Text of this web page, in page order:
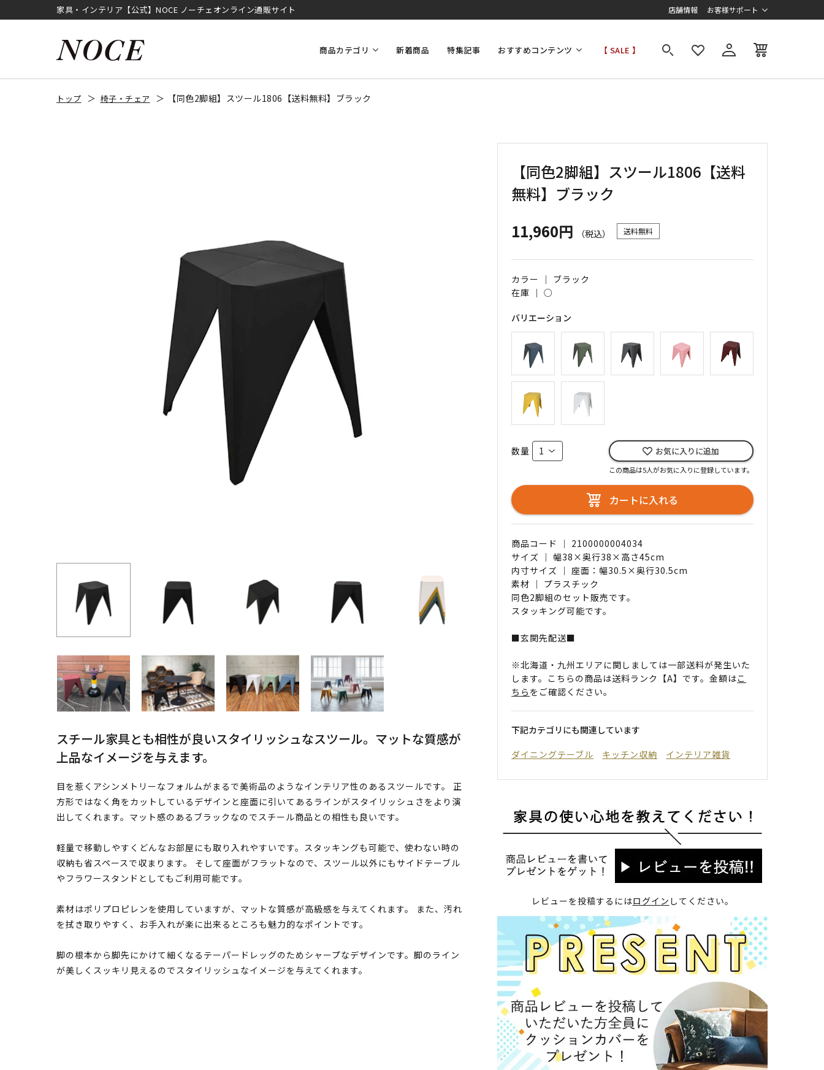
家具・インテリア【公式】NOCE ノーチェオンライン通販サイト 店舗情報 お客様サポート
商品カテゴリ 新着商品 特集記事 おすすめコンテンツ 【 SALE 】
トップ 椅子・チェア 【同色2脚組】スツール1806【送料無料】ブラック
スチール家具とも相性が良いスタイリッシュなスツール。マットな質感が
上品なイメージを与えます。
目を惹くアシンメトリーなフォルムがまるで美術品のようなインテリア性のあるスツールです。 正
方形ではなく角をカットしているデザインと座面に引いてあるラインがスタイリッシュさをより演
出してくれます。マット感のあるブラックなのでスチール商品との相性も良いです。
軽量で移動しやすくどんなお部屋にも取り入れやすいです。スタッキングも可能で、使わない時の
収納も省スペースで収まります。 そして座面がフラットなので、スツール以外にもサイドテーブル
やフラワースタンドとしてもご利用可能です。
素材はポリプロピレンを使用していますが、マットな質感が高級感を与えてくれます。 また、汚れ
を拭き取りやすく、お手入れが楽に出来るところも魅力的なポイントです。
脚の根本から脚先にかけて細くなるテーパードレッグのためシャープなデザインです。脚のライン
が美しくスッキリ見えるのでスタイリッシュなイメージを与えてくれます。
【同色2脚組】スツール1806【送料
無料】ブラック
11,960円
（税込） 送料無料
カラー ｜ ブラック
在庫 ｜○
バリエーション
数量 お気に入りに追加
この商品は5人がお気に入りに登録しています。
カートに入れる
商品コード ｜ 2100000004034
サイズ ｜ 幅38×奥行38×高さ45cm
内寸サイズ ｜ 座面：幅30.5×奥行30.5cm
素材 ｜ プラスチック
同色2脚組のセット販売です。
スタッキング可能です。
■玄関先配送■
※北海道・九州エリアに関しましては一部送料が発生いた
します。こちらの商品は送料ランク【A】です。金額はこ
ちら をご確認ください。
下記カテゴリにも関連しています
ダイニングテーブル
キッチン収納 インテリア雑貨
レビューを投稿するにはログイン してください。